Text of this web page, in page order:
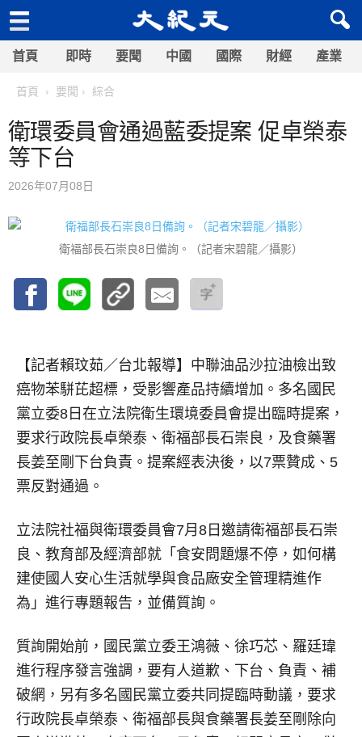
首頁 即時 要聞 中國 國際 財經 產業
首頁 要聞 綜合
衛環委員會通過藍委提案 促卓榮泰
等下台
2026年07月08日
衛福部長石崇良8日備詢。（記者宋碧龍／攝影）
【記者賴玟茹／台北報導】 中聯油品沙拉油檢出致
癌物苯駢芘超標，受影響產品持續增加。多名國民
黨立委8日在立法院衛生環境委員會提出臨時提案，
要求行政院長卓榮泰、衛福部長石崇良，及食藥署
長姜至剛下台負責。提案經表決後，以7票贊成、5
票反對通過。
立法院社福與衛環委員會7月8日邀請衛福部長石崇
良、教育部及經濟部就「食安問題爆不停，如何構
建使國人安心生活就學與食品廠安全管理精進作
為」進行專題報告，並備質詢。
質詢開始前，國民黨立委王鴻薇、徐巧芯、羅廷瑋
進行程序發言強調，要有人道歉、下台、負責、補
破網，另有多名國民黨立委共同提臨時動議，要求
行政院長卓榮泰、衛福部長與食藥署長姜至剛除向